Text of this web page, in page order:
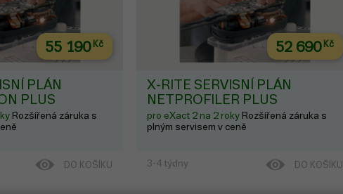
55 190Kč
PLÁN
PLUS
Rozšířená záruka s
DO KOŠÍKU
52 690Kč
X-RITE SERVISNÍ PLÁN
NETPROFILER PLUS
pro eXact 2 na 2 roky Rozšířená záruka s
plným servisem v ceně
3-4 týdny DO KOŠÍKU